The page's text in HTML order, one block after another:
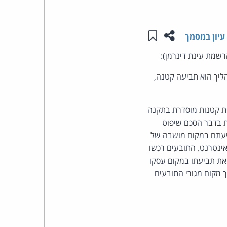
שתפו עמוד זה
שמור ב"תכנים שלי"
עיון במסמך
עינת דינרמן):
הוא תביעה קטנה,
קטנות מוסדרת בתקנה
את טענת הנתבעת בדבר הסכם שיפוט
במקום מושבה של
ברשת האינטרנט. התובעים רכשו
תביעתו במקום עסקו
מגורי התובעים